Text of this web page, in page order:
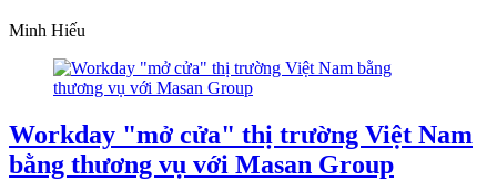
Minh Hiếu
Workday "mở cửa" thị trường Việt Nam
bằng thương vụ với Masan Group